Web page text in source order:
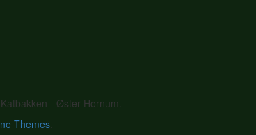
- Øster Hornum.
Themes.